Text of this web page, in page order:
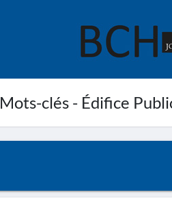
Mots-clés - Édifice